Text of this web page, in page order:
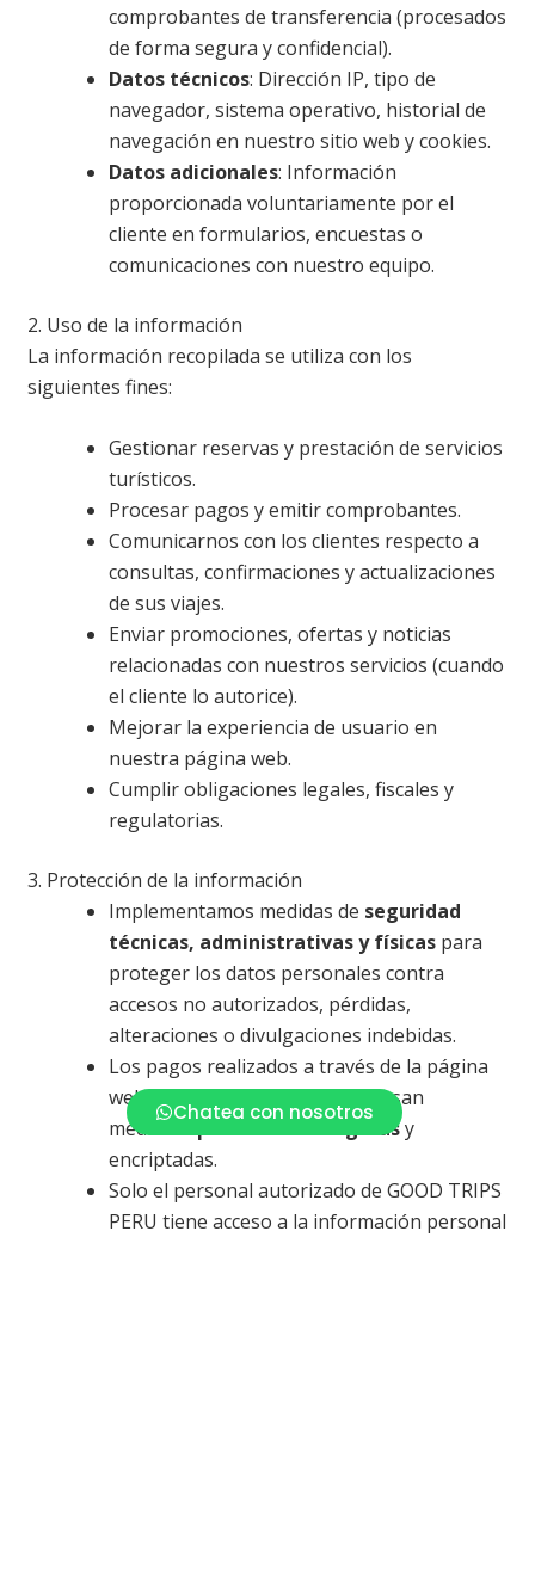
comprobantes de transferencia (procesados
de forma segura y confidencial).
Datos técnicos: Dirección IP, tipo de
navegador, sistema operativo, historial de
navegación en nuestro sitio web y cookies.
Datos adicionales: Información
proporcionada voluntariamente por el
cliente en formularios, encuestas o
comunicaciones con nuestro equipo.
2. Uso de la información
La información recopilada se utiliza con los
siguientes fines:
Gestionar reservas y prestación de servicios
turísticos.
Procesar pagos y emitir comprobantes.
Comunicarnos con los clientes respecto a
consultas, confirmaciones y actualizaciones
de sus viajes.
Enviar promociones, ofertas y noticias
relacionadas con nuestros servicios (cuando
el cliente lo autorice).
Mejorar la experiencia de usuario en
nuestra página web.
Cumplir obligaciones legales, fiscales y
regulatorias.
3. Protección de la información
Implementamos medidas de seguridad
técnicas, administrativas y físicas para
proteger los datos personales contra
accesos no autorizados, pérdidas,
alteraciones o divulgaciones indebidas.
Los pagos realizados a través de la página
web o canales oficiales se procesan
mediante
plataformas segurasy
encriptadas.
Solo el personal autorizado de GOOD TRIPS
PERU tiene acceso a la información personal
Chatea con nosotros